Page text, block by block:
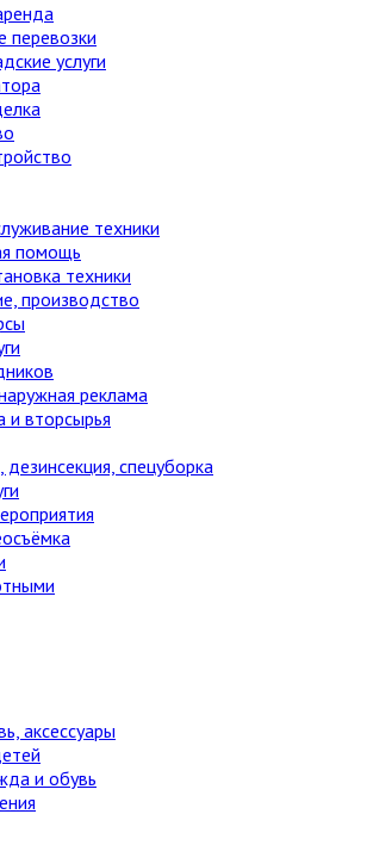
перевозки
услуги
техники
помощь
техники
производство
реклама
и вторсырья
спецуборка
аксессуары
и обувь